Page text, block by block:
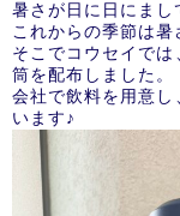
暑さが日に日にまし
これからの季節は暑
そこでコウセイで
筒を配布しました。
会社で飲料を用意
います♪